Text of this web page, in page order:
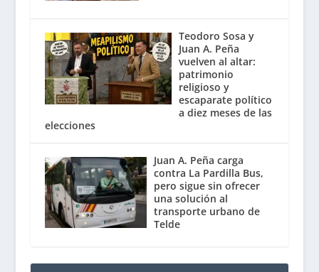
Teodoro Sosa y
Juan A. Peña
vuelven al altar:
patrimonio
religioso y
escaparate político
a diez meses de las
elecciones
Juan A. Peña carga
contra La Pardilla Bus,
pero sigue sin ofrecer
una solución al
transporte urbano de
Telde